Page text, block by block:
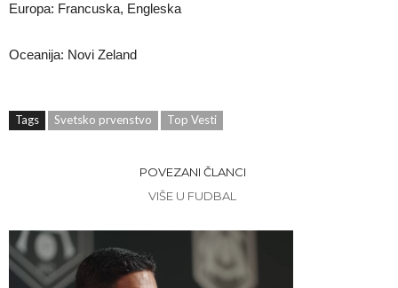
Europa: Francuska, Engleska
Oceanija: Novi Zeland
Tags Svetsko prvenstvo Top Vesti
POVEZANI ČLANCI
VIŠE U FUDBAL